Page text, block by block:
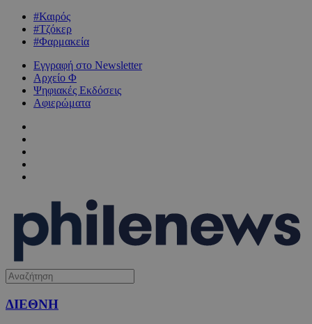
#Καιρός
#Τζόκερ
#Φαρμακεία
Εγγραφή στο Newsletter
Αρχείο Φ
Ψηφιακές Εκδόσεις
Αφιερώματα
ΔΙΕΘΝΗ